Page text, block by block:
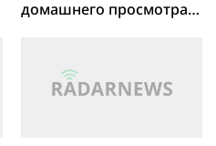
домашнего просмотра
World Cup 2026